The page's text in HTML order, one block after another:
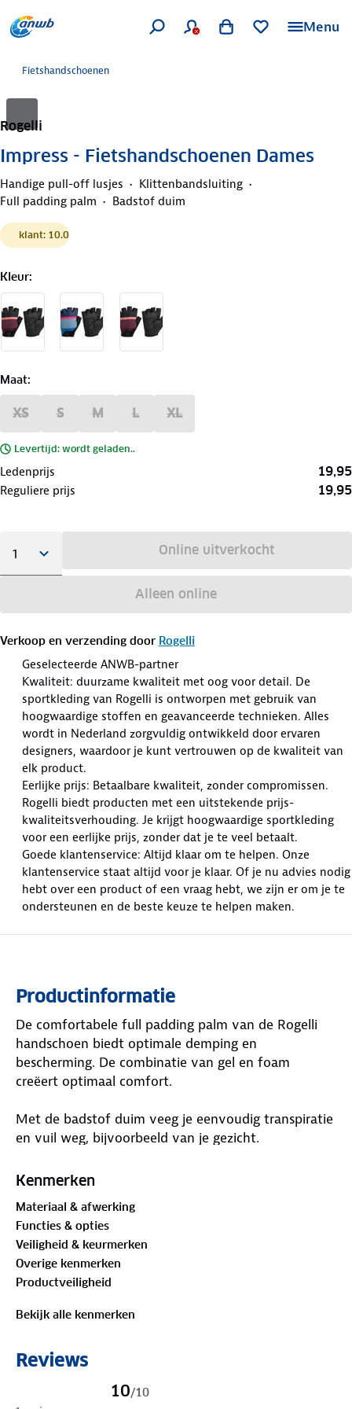
Menu
Fietshandschoenen
Rogelli
Impress - Fietshandschoenen Dames
Handige pull-off lusjes
Klittenbandsluiting
Full padding palm
Badstof duim
klant: 10.0
Kleur:
Maat:
XS S M L XL
Levertijd: wordt geladen..
Ledenprijs 19,95
Reguliere prijs 19,95
Online uitverkocht
Alleen online
Verkoop en verzending door Rogelli
Geselecteerde ANWB-partner
Kwaliteit: duurzame kwaliteit met oog voor detail. De
sportkleding van Rogelli is ontworpen met gebruik van
hoogwaardige stoffen en geavanceerde technieken. Alles
wordt in Nederland zorgvuldig ontwikkeld door ervaren
designers, waardoor je kunt vertrouwen op de kwaliteit van
elk product.
Eerlijke prijs: Betaalbare kwaliteit, zonder compromissen.
Rogelli biedt producten met een uitstekende prijs-
kwaliteitsverhouding. Je krijgt hoogwaardige sportkleding
voor een eerlijke prijs, zonder dat je te veel betaalt.
Goede klantenservice: Altijd klaar om te helpen. Onze
klantenservice staat altijd voor je klaar. Of je nu advies nodig
hebt over een product of een vraag hebt, we zijn er om je te
ondersteunen en de beste keuze te helpen maken.
Productinformatie
De comfortabele full padding palm van de Rogelli
handschoen biedt optimale demping en
bescherming. De combinatie van gel en foam
creëert optimaal comfort.
Met de badstof duim veeg je eenvoudig transpiratie
en vuil weg, bijvoorbeeld van je gezicht.
De klittenband polssluiting creëert de perfecte
handschoenen eenvoudig aan en uit.
Kenmerken
Materiaal & afwerking
Functies & opties
Veiligheid & keurmerken
Overige kenmerken
Productveiligheid
Bekijk alle kenmerken
Reviews
10/10